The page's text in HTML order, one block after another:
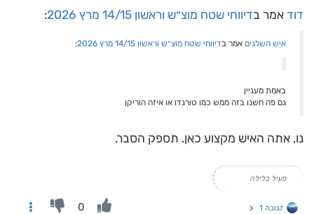
דוד אמר בדיווחי שטח מוצ״ש וראשון 14/15 מרץ 2026 :
איש השלגים אמר בדיווחי שטח מוצ״ש וראשון 14/15 מרץ 2026 :
באמת מעניין
גם פה חשנו בזה ממש כמו טורנדו או איזה הוריקן
נו, אתה האיש מקצוע כאן. תספק הסבר.
פעיל בלילה
תגובה 1 0